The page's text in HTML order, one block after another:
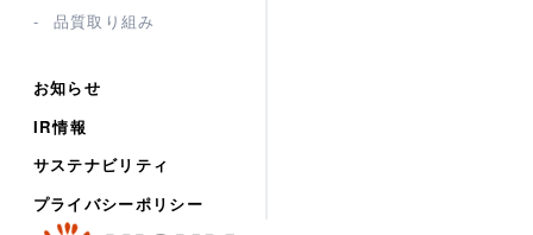
品質取り組み
お知らせ
IR情報
サステナビリティ
プライバシーポリシー